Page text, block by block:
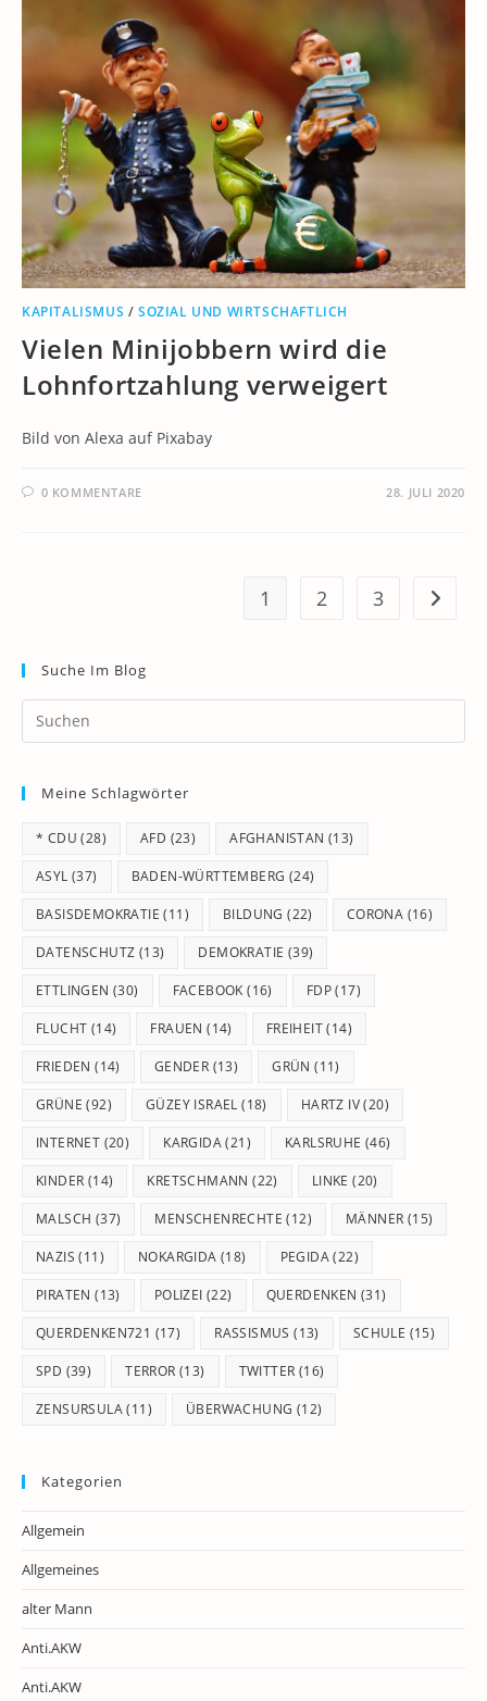
KAPITALISMUS /SOZIAL UND WIRTSCHAFTLICH
Vielen Minijobbern wird die
Lohnfortzahlung verweigert
Bild von Alexa auf Pixabay
0 KOMMENTARE 28. JULI 2020
1 2 3 Zur
Suche Im Blog
Meine Schlagwörter
* CDU (28) AFD (23) AFGHANISTAN (13)
ASYL (37) BADEN-WÜRTTEMBERG (24)
BASISDEMOKRATIE (11) BILDUNG (22) CORONA (16)
DATENSCHUTZ (13) DEMOKRATIE (39)
ETTLINGEN (30) FACEBOOK (16) FDP(17)
FLUCHT (14) FRAUEN (14) FREIHEIT(14)
FRIEDEN (14) GENDER (13) GRÜN (11)
GRÜNE (92) GÜZEY ISRAEL (18) HARTZ IV(20)
INTERNET (20) KARGIDA(21) KARLSRUHE (46)
KINDER (14) KRETSCHMANN (22) LINKE (20)
MALSCH (37) MENSCHENRECHTE (12) MÄNNER (15)
NAZIS (11) NOKARGIDA (18) PEGIDA(22)
PIRATEN (13) POLIZEI (22) QUERDENKEN (31)
QUERDENKEN721 (17) RASSISMUS (13) SCHULE (15)
SPD (39) TERROR (13) TWITTER (16)
ZENSURSULA(11) ÜBERWACHUNG (12)
Kategorien
Allgemein
Allgemeines
alter Mann
Anti.AKW
Anti.AKW